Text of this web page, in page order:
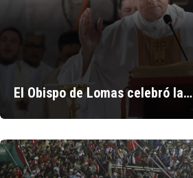
El Obispo de Lomas celebró la…